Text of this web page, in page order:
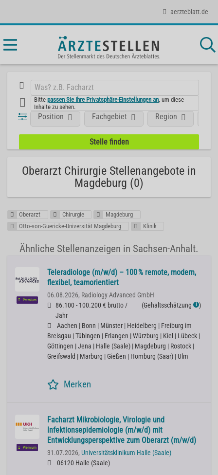
aerzteblatt.de
Bittepassen Sie Ihre Privatsphäre-Einstellungen an , um diese
Inhalte zu sehen.
Position Fachgebiet Region
Oberarzt Chirurgie Stellenangebote in
Magdeburg (0)
Oberarzt Chirurgie
Magdeburg
Otto-von-Guericke-Universität Magdeburg
Klinik
Ähnliche Stellenanzeigen in Sachsen-Anhalt.
Premium
Teleradiologe (m/w/d) – 100 % remote, modern,
flexibel, teamorientiert
06.08.2026, Radiology Advanced GmbH
86.100 - 100.200 € brutto /
Jahr
(Gehaltsschätzung ℹ )
Aachen | Bonn | Münster | Heidelberg | Freiburg im
Breisgau | Tübingen | Erlangen | Würzburg | Kiel | Lübeck |
Göttingen | Jena | Halle (Saale) | Magdeburg | Rostock |
Greifswald | Marburg | Gießen | Homburg (Saar) | Ulm
Merken
Premium
Facharzt Mikrobiologie, Virologie und
Infektionsepidemiologie (m/w/d) mit
Entwicklungsperspektive zum Oberarzt (m/w/d)
31.07.2026, Universitätsklinikum Halle (Saale)
06120 Halle (Saale)